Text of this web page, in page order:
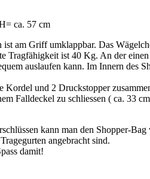
ca. 57 cm
am Griff umklappbar. Das
Tragfähigkeit ist 40 Kg. An der
auslaufen kann. Im Innern des
Kordel und 2 Druckstopper
Falldeckel zu schliessen ( ca. 33
kann man den Shopper-
angebracht sind.
damit!